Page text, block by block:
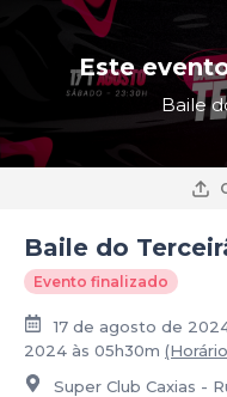
Este
Baile
Baile do
Evento finalizado
17 de agosto de
2024 às 05h30m
Super Club Caxias -